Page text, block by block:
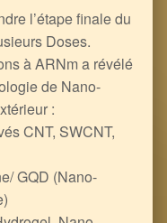
l’étape finale du
Doses.
à ARNm a révélé
de Nano-
:
CNT, SWCNT,
GQD (Nano-